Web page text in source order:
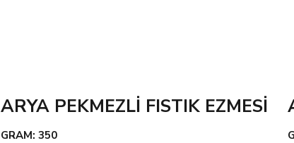
ARYA PEKMEZLİ FISTIK EZMESİ
GRAM: 350